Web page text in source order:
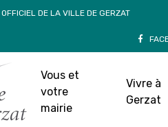
DE LA VILLE DE GERZAT
Vous et
votre
mairie
Vivre à
Gerzat